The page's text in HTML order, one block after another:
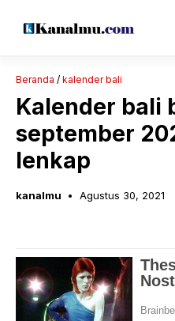
Beranda / kalender bali
Kalender bali
september
lenkap
kanalmu Agustus 30, 2021